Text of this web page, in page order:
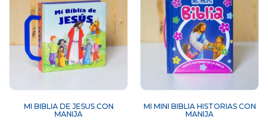
MI BIBLIA DE JESUS CON
MANIJA
MI MINI BIBLIA HISTORIAS CON
MANIJA